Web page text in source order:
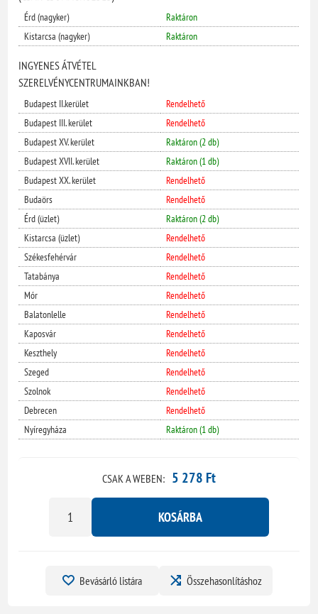
Érd (nagyker)
Raktáron
Kistarcsa (nagyker)
Raktáron
INGYENES ÁTVÉTEL
SZERELVÉNYCENTRUMAINKBAN!
Budapest II.kerület
Rendelhető
Budapest III. kerület
Rendelhető
Budapest XV. kerület
Raktáron (2 db)
Budapest XVII. kerület
Raktáron (1 db)
Budapest XX. kerület
Rendelhető
Budaörs
Rendelhető
Érd (üzlet)
Raktáron (2 db)
Kistarcsa (üzlet)
Rendelhető
Székesfehérvár
Rendelhető
Tatabánya
Rendelhető
Mór
Rendelhető
Balatonlelle
Rendelhető
Kaposvár
Rendelhető
Keszthely
Rendelhető
Szeged
Rendelhető
Szolnok
Rendelhető
Debrecen
Rendelhető
Nyíregyháza
Raktáron (1 db)
CSAK A WEBEN: 5 278 Ft
KOSÁRBA
Bevásárló listára Összehasonlításhoz